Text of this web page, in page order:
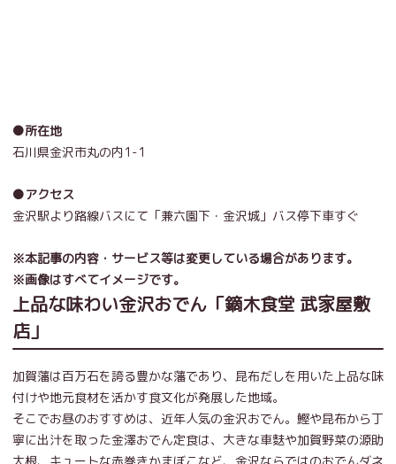
●所在地
石川県金沢市丸の内1-1
●アクセス
金沢駅より路線バスにて「兼六園下・金沢城」バス停下車すぐ
※本記事の内容・サービス等は変更している場合があります。
※画像はすべてイメージです。
上品な味わい金沢おでん「鏑木食堂 武家屋敷
店」
加賀藩は百万石を誇る豊かな藩であり、昆布だしを用いた上品な味
付けや地元食材を活かす食文化が発展した地域。
そこでお昼のおすすめは、近年人気の金沢おでん。鰹や昆布から丁
寧に出汁を取った金澤おでん定食は、大きな車麩や加賀野菜の源助